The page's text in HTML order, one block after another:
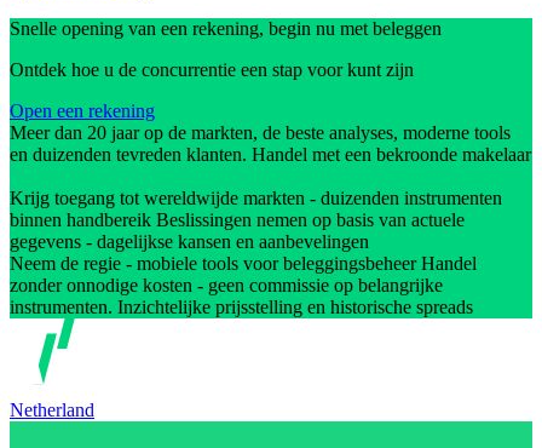
Snelle opening van een rekening, begin nu met beleggen
Ontdek hoe u de concurrentie een stap voor kunt zijn
Open een rekening
Meer dan 20 jaar op de markten, de beste analyses, moderne tools
en duizenden tevreden klanten. Handel met een bekroonde makelaar
Krijg toegang tot wereldwijde markten - duizenden instrumenten
binnen handbereik Beslissingen nemen op basis van actuele
gegevens - dagelijkse kansen en aanbevelingen
Neem de regie - mobiele tools voor beleggingsbeheer Handel
zonder onnodige kosten - geen commissie op belangrijke
instrumenten. Inzichtelijke prijsstelling en historische spreads
Netherland